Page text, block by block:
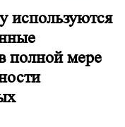
используются
полной мере